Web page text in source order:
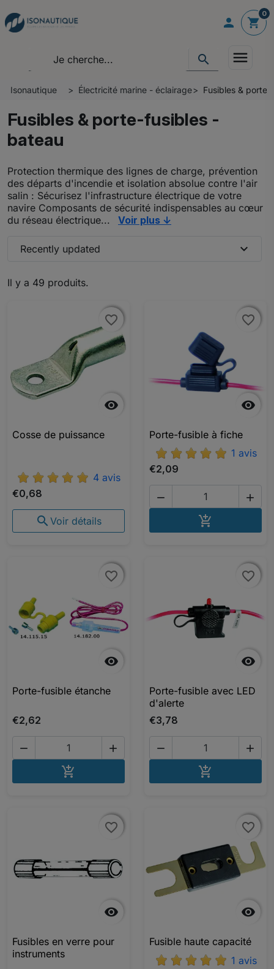
 shopping_cart
0
search menu
Isonautique Électricité marine - éclairage Fusibles &
Fusibles & porte-fusibles -
bateau
Protection thermique des lignes de charge, prévention
des départs d'incendie et isolation absolue contre l'air
salin : Sécurisez l'infrastructure électrique de votre
navire Composants de sécurité indispensables au cœur
du réseau électrique...
Voir plus ↓
Il y a 49 produits.
Recently updated expand_more

favorite_border
favorite_border
Cosse de puissance
4 avis
€0,68
 Voir détails

favorite_border
favorite_border
Porte-fusible à fiche
1 avis
€2,09
 


favorite_border
favorite_border
Porte-fusible étanche
€2,62
 


favorite_border
favorite_border
Porte-fusible avec LED
d'alerte
€3,78
 


favorite_border
favorite_border
Fusibles en verre pour
instruments

favorite_border
favorite_border
Fusible haute capacité
1 avis